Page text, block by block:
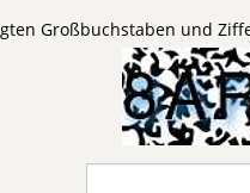
Großbuchstaben und